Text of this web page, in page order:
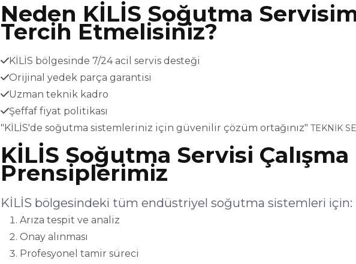
Neden KİLİS Soğutma
Tercih Etmelisiniz?
KİLİS bölgesinde 7/24 acil servis desteği
Orijinal yedek parça garantisi
Uzman teknik kadro
Şeffaf fiyat politikası
"KİLİS'de soğutma sistemleriniz için güvenilir çözüm ortağınız" TEKNİK
KİLİS Soğutma Servisi Çalışma
Prensiplerimiz
KİLİS bölgesindeki tüm endüstriyel soğutma sistemleri için:
Arıza tespit ve analiz
Onay alınması
Profesyonel tamir süreci